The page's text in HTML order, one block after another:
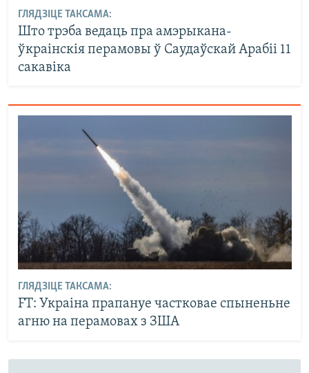
ГЛЯДЗІЦЕ ТАКСАМА:
Што трэба ведаць пра амэрыкана-
ўкраінскія перамовы ў Саудаўскай Арабіі 11
сакавіка
ГЛЯДЗІЦЕ ТАКСАМА:
FT: Украіна прапануе частковае спыненьне
агню на перамовах з ЗША